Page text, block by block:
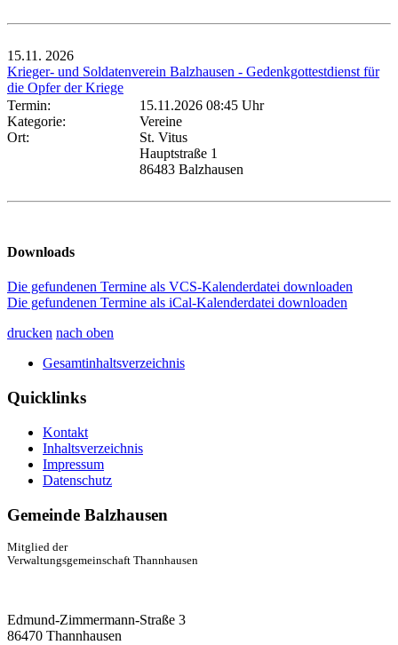
15.11. 2026
Krieger- und Soldatenverein Balzhausen - Gedenkgottestdienst für
die Opfer der Kriege
Termin:
15.11.2026 08:45 Uhr
Kategorie:
Vereine
Ort:
St. Vitus
Hauptstraße 1
86483 Balzhausen
Downloads
Die gefundenen Termine als VCS-Kalenderdatei downloaden
Die gefundenen Termine als iCal-Kalenderdatei downloaden
drucken nach oben
Gesamtinhaltsverzeichnis
Quicklinks
Kontakt
Inhaltsverzeichnis
Impressum
Datenschutz
Gemeinde Balzhausen
Mitglied der
Verwaltungsgemeinschaft Thannhausen
Edmund-Zimmermann-Straße 3
86470 Thannhausen